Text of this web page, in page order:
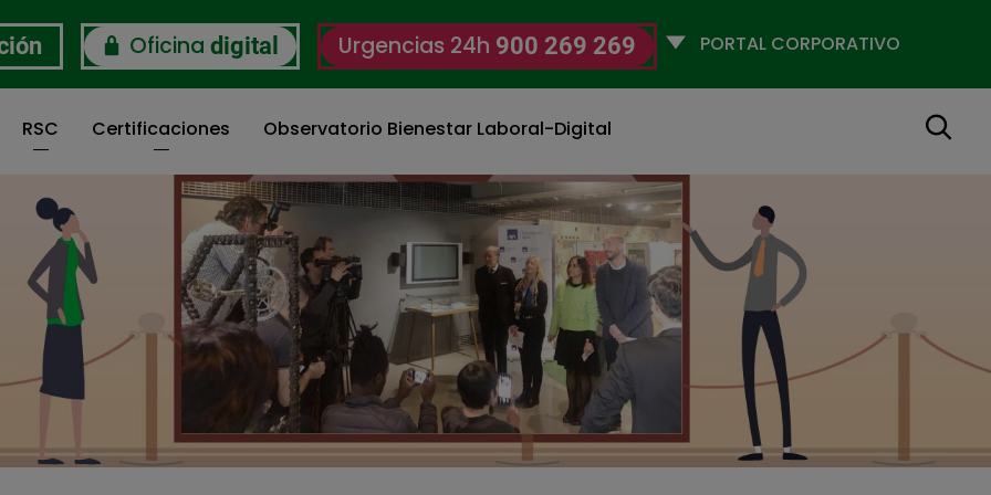
Oficina digital Urgencias 24h 900 269 269
Selecciona
RSC Certificaciones Observatorio Bienestar Laboral-Digital Buscar